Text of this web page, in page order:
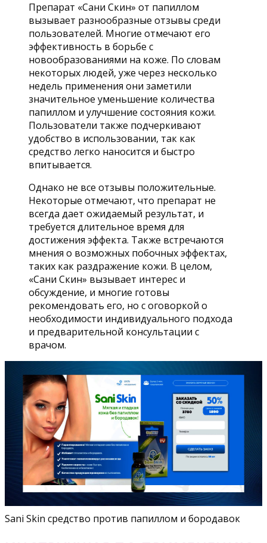
Препарат «Сани Скин» от папиллом
вызывает разнообразные отзывы среди
пользователей. Многие отмечают его
эффективность в борьбе с
новообразованиями на коже. По словам
некоторых людей, уже через несколько
недель применения они заметили
значительное уменьшение количества
папиллом и улучшение состояния кожи.
Пользователи также подчеркивают
удобство в использовании, так как
средство легко наносится и быстро
впитывается.
Однако не все отзывы положительные.
Некоторые отмечают, что препарат не
всегда дает ожидаемый результат, и
требуется длительное время для
достижения эффекта. Также встречаются
мнения о возможных побочных эффектах,
таких как раздражение кожи. В целом,
«Сани Скин» вызывает интерес и
обсуждение, и многие готовы
рекомендовать его, но с оговоркой о
необходимости индивидуального подхода
и предварительной консультации с
врачом.
Sani Skin средство против папиллом и бородавок